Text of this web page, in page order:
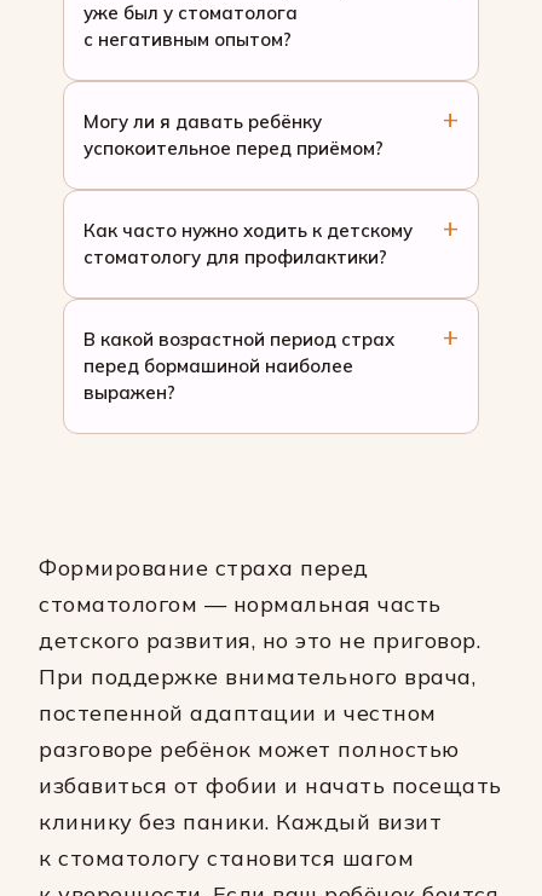
уже был у стоматолога
с негативным опытом?
Могу ли я давать ребёнку
успокоительное перед приёмом?
Как часто нужно ходить к детскому
стоматологу для профилактики?
В какой возрастной период страх
перед бормашиной наиболее
выражен?
Формирование страха перед
стоматологом — нормальная часть
детского развития, но это не приговор.
При поддержке внимательного врача,
постепенной адаптации и честном
разговоре ребёнок может полностью
избавиться от фобии и начать посещать
клинику без паники. Каждый визит
к стоматологу становится шагом